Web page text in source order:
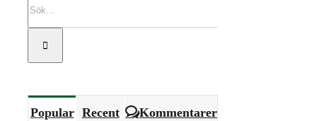
Popular Recent Kommentarer